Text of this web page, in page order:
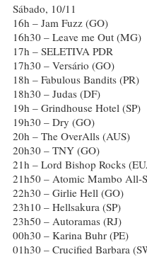
Sábado, 10/11
16h – Jam Fuzz (GO)
16h30 – Leave me Out (MG)
17h – SELETIVA PDR
17h30 – Versário (GO)
18h – Fabulous Bandits (PR)
18h30 – Judas (DF)
19h – Grindhouse Hotel (SP)
19h30 – Dry (GO)
20h – The OverAlls (AUS)
20h30 – TNY (GO)
21h – Lord Bishop Rocks
21h50 – Atomic Mambo All-
22h30 – Girlie Hell (GO)
23h10 – Hellsakura (SP)
23h50 – Autoramas (RJ)
00h30 – Karina Buhr (PE)
01h30 – Crucified Barbara